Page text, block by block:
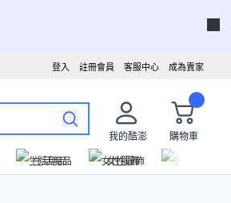
成為賣家
客服中心
註冊會員
登入
我的酷澎
購物車
生活用品 女性服飾